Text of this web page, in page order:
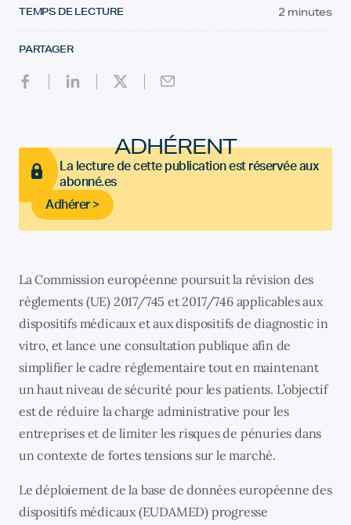
TEMPS DE LECTURE 2 minutes
PARTAGER
ADHÉRENT
La lecture de cette publication est réservée aux
abonné.es
Adhérer >
La Commission européenne poursuit la révision des
règlements (UE) 2017/745 et 2017/746 applicables aux
dispositifs médicaux et aux dispositifs de diagnostic in
vitro, et lance une consultation publique afin de
simplifier le cadre réglementaire tout en maintenant
un haut niveau de sécurité pour les patients. L’objectif
est de réduire la charge administrative pour les
entreprises et de limiter les risques de pénuries dans
un contexte de fortes tensions sur le marché.
Le déploiement de la base de données européenne des
dispositifs médicaux (EUDAMED) progresse